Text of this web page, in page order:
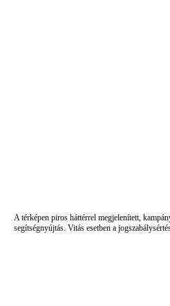
A térképen piros háttérrel megjelenített,
segítségnyújtás. Vitás esetben a